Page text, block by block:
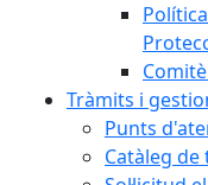
Tràmits i
Punts
Catàleg